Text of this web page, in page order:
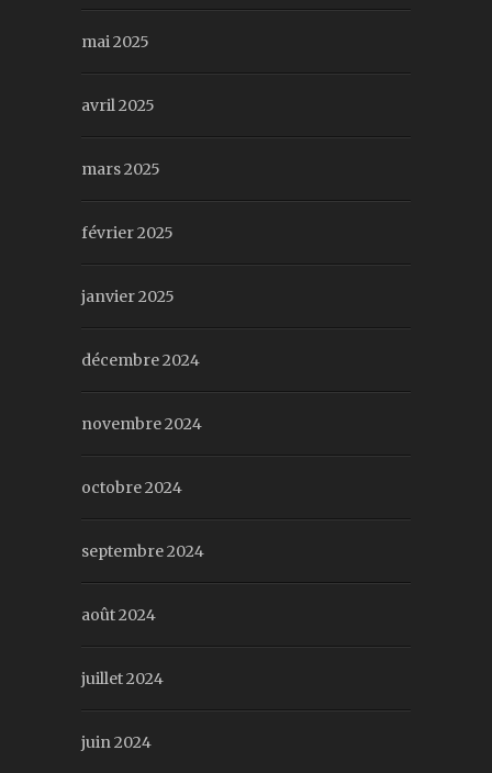
mai 2025
avril 2025
mars 2025
février 2025
janvier 2025
décembre 2024
novembre 2024
octobre 2024
septembre 2024
août 2024
juillet 2024
juin 2024